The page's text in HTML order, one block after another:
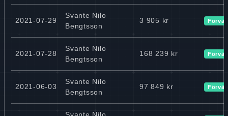
2021-07-29
Svante Nilo
Bengtsson
3 905 kr
2021-07-28
Svante Nilo
Bengtsson
168 239 kr
2021-06-03
Svante Nilo
Bengtsson
97 849 kr